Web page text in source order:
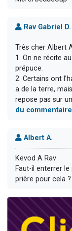
Rav Gabriel D.
Très cher Albert
1. On ne récite
prépuce.
2. Certains ont
a de la terre,
repose pas sur
du commentaire
Albert A.
Kevod A Rav
Faut-il enterrer
prière pour cela